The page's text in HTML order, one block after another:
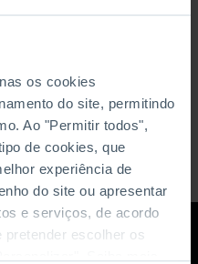
os cookies
do site, permitindo
Ao "Permitir todos",
de cookies, que
experiência de
do site ou apresentar
e serviços, de acordo
escolher os